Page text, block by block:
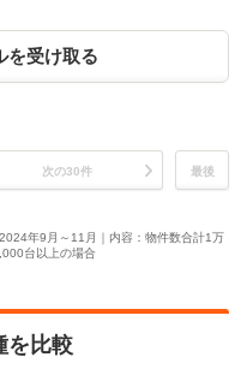
を受け取る
次の30件 最後
年9月～11月｜内容：物件数合計1万
台以上の場合
を比較